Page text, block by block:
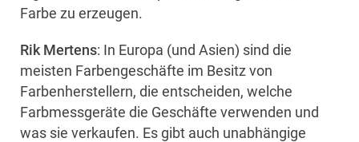
Farbe zu erzeugen.
Rik Mertens: In Europa (und Asien) sind die
meisten Farbengeschäfte im Besitz von
Farbenherstellern, die entscheiden, welche
Farbmessgeräte die Geschäfte verwenden und
was sie verkaufen. Es gibt auch unabhängige